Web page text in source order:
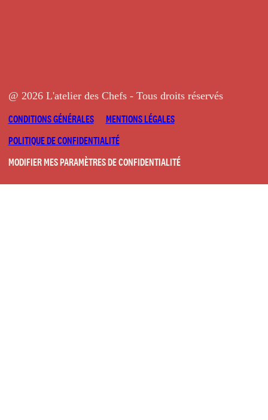
@ 2026 L'atelier des Chefs - Tous droits réservés
CONDITIONS GÉNÉRALES
MENTIONS LÉGALES
POLITIQUE DE CONFIDENTIALITÉ
MODIFIER MES PARAMÈTRES DE CONFIDENTIALITÉ